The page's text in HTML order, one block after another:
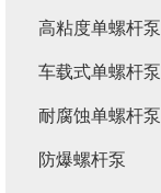
高粘度单螺杆泵
车载式单螺杆泵
耐腐蚀单螺杆泵
防爆螺杆泵